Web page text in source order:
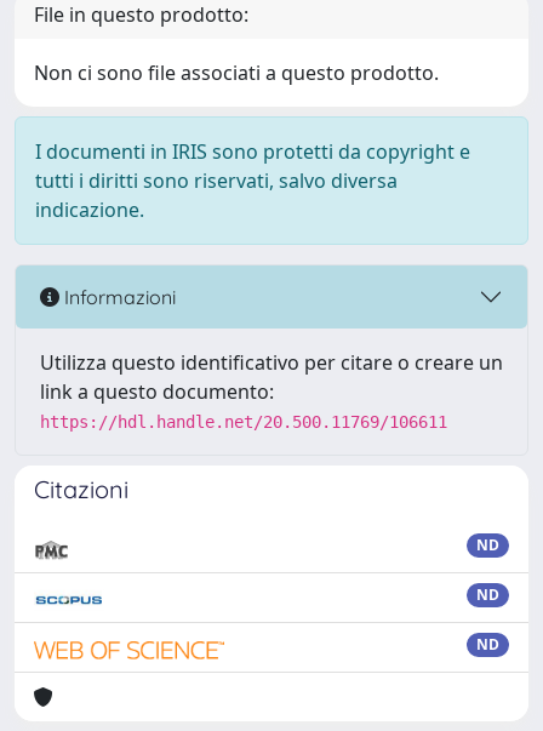
File in questo prodotto:
Non ci sono file associati a questo prodotto.
I documenti in IRIS sono protetti da copyright e
tutti i diritti sono riservati, salvo diversa
indicazione.
Informazioni
Utilizza questo identificativo per citare o creare un
link a questo documento:
https://hdl.handle.net/20.500.11769/106611
Citazioni
ND
ND
ND